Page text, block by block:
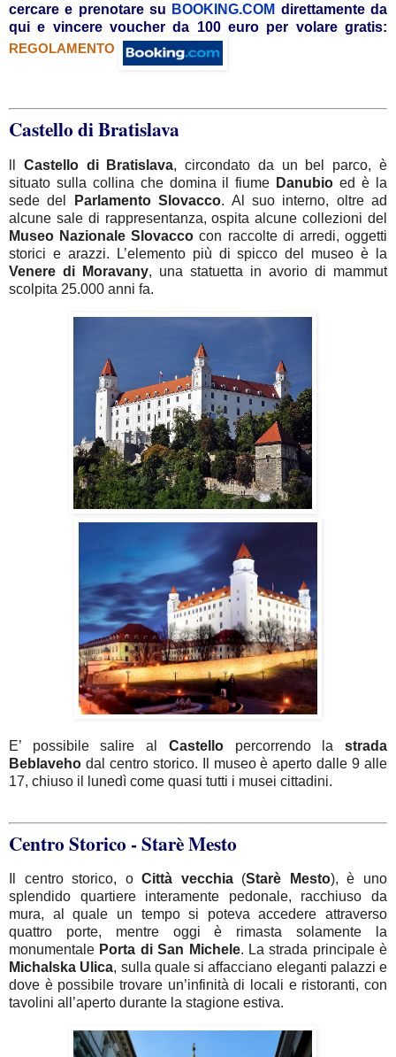
cercare e prenotare su BOOKING.COM direttamente da
quie vincere voucher da 100 euro per volare gratis:
REGOLAMENTO
Castello di Bratislava
Castello di Bratislava, circondato da un bel parco, è
situato sulla collina che domina il fiume Danubio ed è la
sede del
Parlamento Slovacco. Al suo interno, oltre ad
alcune sale di rappresentanza, ospita alcune collezioni del
Museo Nazionale Slovacco con raccolte di arredi, oggetti
storici e arazzi. L’elemento più di spicco del museo è la
Venere di Moravany, una statuetta in avorio di mammut
scolpita 25.000 anni fa.
E’ possibile salire al Castellopercorrendo lastrada
Beblaveho dal centro storico. Il museo è aperto dalle 9 alle
17, chiuso il lunedì come quasi tutti i musei cittadini.
Centro Storico - Starè Mesto
Il centro storico, oCittà vecchia(Starè Mesto), è uno
splendido quartiere interamente pedonale, racchiuso da
mura, al quale un tempo si poteva accedere attraverso
quattro porte, mentre oggi è rimasta solamente la
monumentale Porta di San Michele. La strada principale è
Michalska Ulica, sulla quale si affacciano eleganti palazzi e
dove è possibile trovare un’infinità di locali e ristoranti, con
tavolini all’aperto durante la stagione estiva.